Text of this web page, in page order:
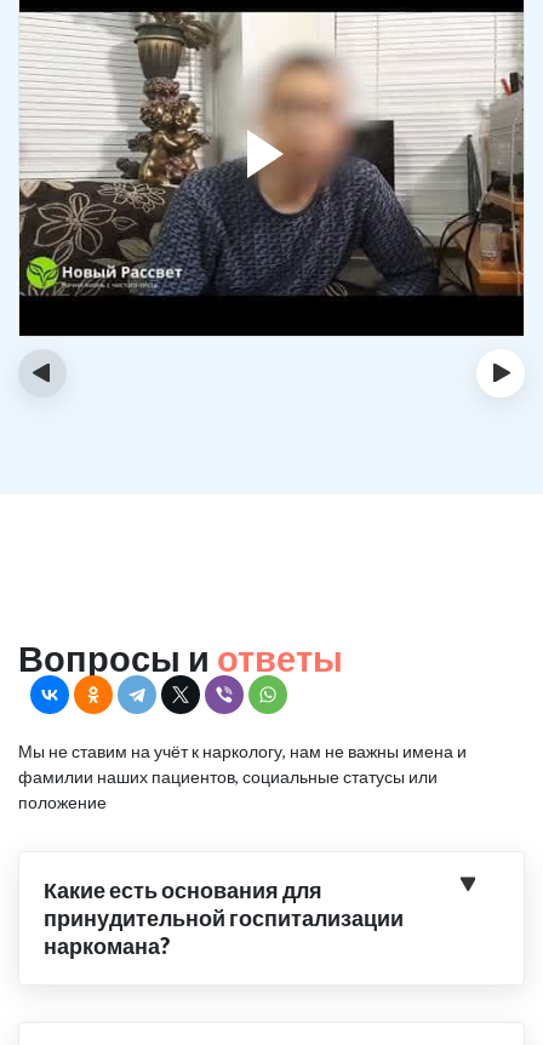
‹ ›
Вопросы и ответы
Мы не ставим на учёт к наркологу, нам не важны имена и
фамилии наших пациентов, социальные статусы или
положение
Какие есть основания для
принудительной госпитализации
наркомана?